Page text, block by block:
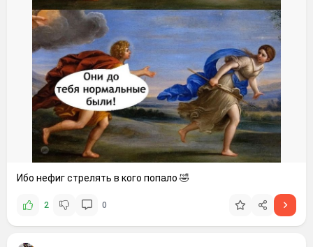
Ибо нефиг стрелять в кого попало 🤣
2 0